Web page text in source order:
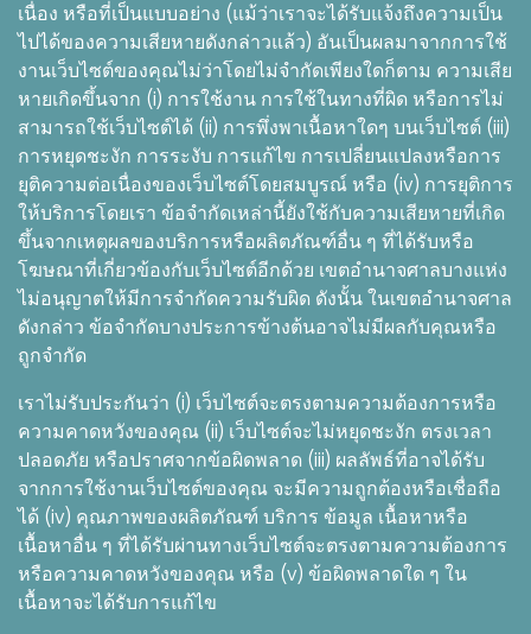
เนื่อง หรือที่เป็นแบบอย่าง (แม้ว่าเราจะได้รับแจ้งถึงความเป็น
ไปได้ของความเสียหายดังกล่าวแล้ว) อันเป็นผลมาจากการใช้
งานเว็บไซต์ของคุณไม่ว่าโดยไม่จำกัดเพียงใดก็ตาม ความเสีย
หายเกิดขึ้นจาก (i) การใช้งาน การใช้ในทางที่ผิด หรือการไม่
สามารถใช้เว็บไซต์ได้ (ii) การพึ่งพาเนื้อหาใดๆ บนเว็บไซต์ (iii)
การหยุดชะงัก การระงับ การแก้ไข การเปลี่ยนแปลงหรือการ
ยุติความต่อเนื่องของเว็บไซต์โดยสมบูรณ์ หรือ (iv) การยุติการ
ให้บริการโดยเรา ข้อจำกัดเหล่านี้ยังใช้กับความเสียหายที่เกิด
ขึ้นจากเหตุผลของบริการหรือผลิตภัณฑ์อื่น ๆ ที่ได้รับหรือ
โฆษณาที่เกี่ยวข้องกับเว็บไซต์อีกด้วย เขตอำนาจศาลบางแห่ง
ไม่อนุญาตให้มีการจำกัดความรับผิด ดังนั้น ในเขตอำนาจศาล
ดังกล่าว ข้อจำกัดบางประการข้างต้นอาจไม่มีผลกับคุณหรือ
ถูกจำกัด
เราไม่รับประกันว่า (i) เว็บไซต์จะตรงตามความต้องการหรือ
ความคาดหวังของคุณ (ii) เว็บไซต์จะไม่หยุดชะงัก ตรงเวลา
ปลอดภัย หรือปราศจากข้อผิดพลาด (iii) ผลลัพธ์ที่อาจได้รับ
จากการใช้งานเว็บไซต์ของคุณ จะมีความถูกต้องหรือเชื่อถือ
ได้ (iv) คุณภาพของผลิตภัณฑ์ บริการ ข้อมูล เนื้อหาหรือ
เนื้อหาอื่น ๆ ที่ได้รับผ่านทางเว็บไซต์จะตรงตามความต้องการ
หรือความคาดหวังของคุณ หรือ (v) ข้อผิดพลาดใด ๆ ใน
เนื้อหาจะได้รับการแก้ไข